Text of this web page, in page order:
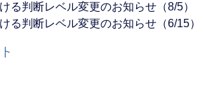
る判断レベル変更のお知らせ（8/5）
る判断レベル変更のお知らせ（6/15）